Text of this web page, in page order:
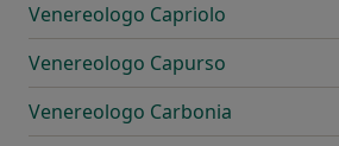
Venereologo Capriolo
Venereologo Capurso
Venereologo Carbonia